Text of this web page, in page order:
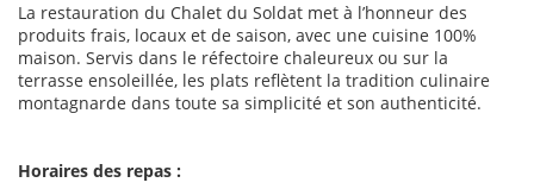
La restauration du Chalet du Soldat met à l’honneur des
produits frais, locaux et de saison, avec une cuisine 100%
maison. Servis dans le réfectoire chaleureux ou sur la
terrasse ensoleillée, les plats reflètent la tradition culinaire
montagnarde dans toute sa simplicité et son authenticité.
Horaires des repas :